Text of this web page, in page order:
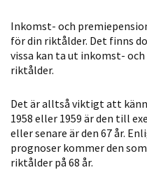
Inkomst- och
för din riktålder. Det finns
vissa kan ta ut inkomst-
riktålder.
Det är alltså viktigt att
1958 eller 1959 är den till
eller senare är den 67 år.
prognoser kommer den
riktålder på 68 år.